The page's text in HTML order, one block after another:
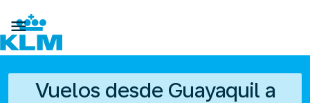

Vuelos desde Guayaquil a